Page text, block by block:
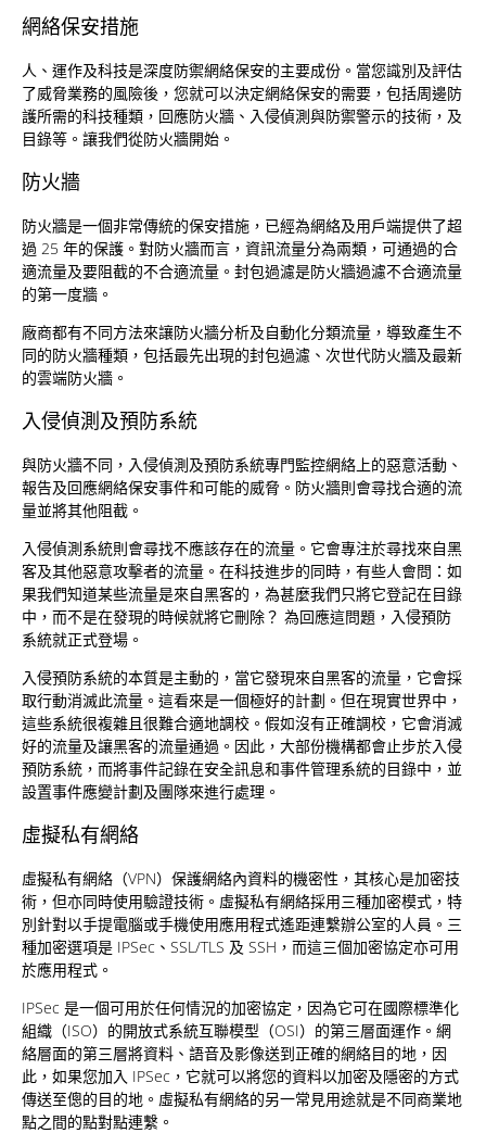
網絡保安措施
人、運作及科技是深度防禦網絡保安的主要成份。當您識別及評估
了威脅業務的風險後，您就可以決定網絡保安的需要，包括周邊防
護所需的科技種類，回應防火牆、入侵偵測與防禦警示的技術，及
目錄等。讓我們從防火牆開始。
防火牆
防火牆是一個非常傳統的保安措施，已經為網絡及用戶端提供了超
過 25 年的保護。對防火牆而言，資訊流量分為兩類，可通過的合
適流量及要阻截的不合適流量。封包過濾是防火牆過濾不合適流量
的第一度牆。
廠商都有不同方法來讓防火牆分析及自動化分類流量，導致產生不
同的防火牆種類，包括最先出現的封包過濾、次世代防火牆及最新
的雲端防火牆。
入侵偵測及預防系統
與防火牆不同，入侵偵測及預防系統專門監控網絡上的惡意活動、
報告及回應網絡保安事件和可能的威脅。防火牆則會尋找合適的流
量並將其他阻截。
入侵偵測系統則會尋找不應該存在的流量。它會專注於尋找來自黑
客及其他惡意攻擊者的流量。在科技進步的同時，有些人會問：如
果我們知道某些流量是來自黑客的，為甚麼我們只將它登記在目錄
中，而不是在發現的時候就將它刪除？ 為回應這問題，入侵預防
系統就正式登場。
入侵預防系統的本質是主動的，當它發現來自黑客的流量，它會採
取行動消滅此流量。這看來是一個極好的計劃。但在現實世界中，
這些系統很複雜且很難合適地調校。假如沒有正確調校，它會消滅
好的流量及讓黑客的流量通過。因此，大部份機構都會止步於入侵
預防系統，而將事件記錄在安全訊息和事件管理系統的目錄中，並
設置事件應變計劃及團隊來進行處理。
虛擬私有網絡
虛擬私有網絡（VPN）保護網絡內資料的機密性，其核心是加密技
術，但亦同時使用驗證技術。虛擬私有網絡採用三種加密模式，特
別針對以手提電腦或手機使用應用程式遙距連繫辦公室的人員。三
種加密選項是 IPSec、SSL/TLS 及 SSH，而這三個加密協定亦可用
於應用程式。
IPSec 是一個可用於任何情況的加密協定，因為它可在國際標準化
組織（ISO）的開放式系統互聯模型（OSI）的第三層面運作。網
絡層面的第三層將資料、語音及影像送到正確的網絡目的地，因
此，如果您加入 IPSec，它就可以將您的資料以加密及隱密的方式
傳送至傯的目的地。虛擬私有網絡的另一常見用途就是不同商業地
點之間的點對點連繫。